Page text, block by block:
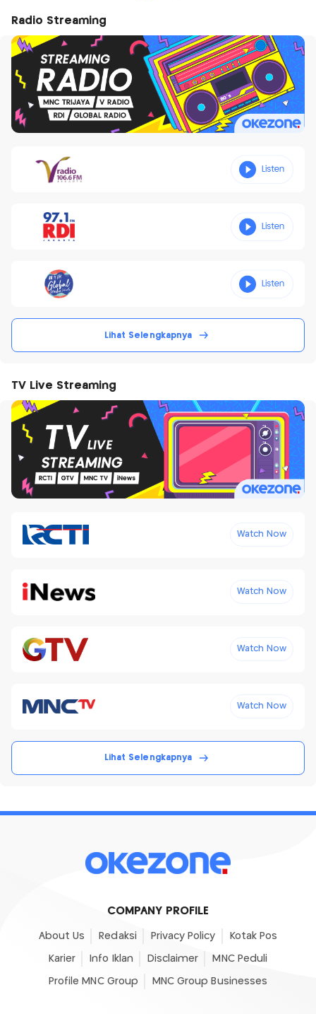
Radio Streaming
Lihat Selengkapnya
TV Live Streaming
Watch Now
Watch Now
Watch Now
Watch Now
Lihat Selengkapnya
COMPANY PROFILE
About Us Redaksi Privacy Policy Kotak Pos
Karier Info Iklan Disclaimer MNC Peduli
Profile MNC Group MNC Group Businesses